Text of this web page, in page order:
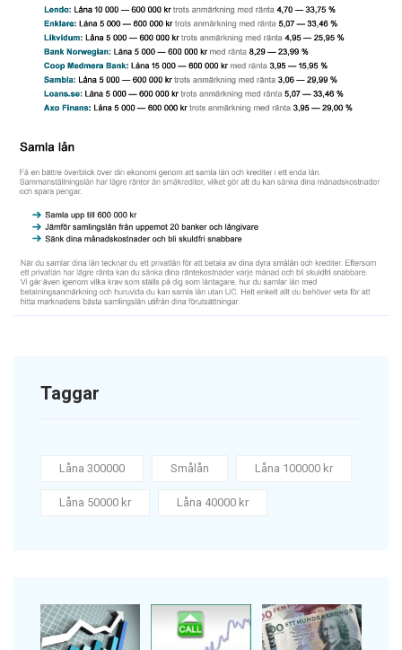
Taggar
Låna 300000 Smålån Låna 100000 kr
Låna 50000 kr Låna 40000 kr